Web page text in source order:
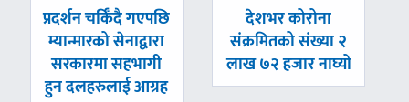
पछिल्लाे
प्रदर्शन चर्किँदै गएपछि
म्यान्मारको सेनाद्वारा
सरकारमा सहभागी
हुन दलहरुलाई आग्रह
अघिल्लाे
-
देशभर कोरोना
संक्रमितको संख्या २
लाख ७२ हजार नाघ्यो